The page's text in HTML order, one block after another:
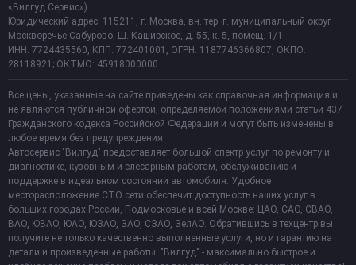
«Вилгуд Сервис»)
Юридический адрес: 115211, г. Москва, вн. тер. г. муниципальный округ
Москворечье-Сабурово, Ш. Каширское, д. 55, к. 5, помещ. 1/1.
ИНН: 7724435560, КПП: 772401001, ОГРН: 1187746366807, ОКПО:
28118921; ОКТМО: 45918000000
Все цены, указанные на сайте приведены как справочная информация и
не являются публичной офертой, определяемой положениями статьи 437
Гражданского кодекса Российской Федерации и могут быть изменены в
любое время без предупреждения.
Автосервис "Вилгуд" предоставляет большой спектр услуг по ремонту и
диагностике, кузовным и слесарным работам, обслуживанию и
поддержке в идеальном состоянии автомобиля. Удобное
месторасположение СТО сети обеспечит доступность наших услуг в
больших городах России, Подмосковье и всей Москве: ЦАО, САО, СВАО,
ВАО, ЮВАО, ЮАО, ЮЗАО, ЗАО, СЗАО, ЗелАО. Обратившись в техцентр вы
получите не только качественно выполненные услуги, но и гарантию на
детали и произведенные работы. "Вилгуд" - максимально быстрое и